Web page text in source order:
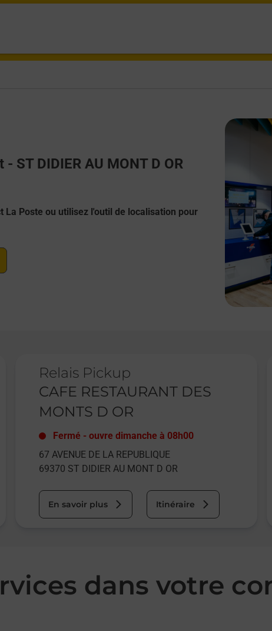
ST DIDIER AU MONT D OR
La Poste ou utilisez l'outil de localisation pour
Relais Pickup
CAFE RESTAURANT DES
MONTS D OR
Fermé - ouvre dimanche à 08h00
67 AVENUE DE LA REPUBLIQUE
69370 ST DIDIER AU MONT D OR
En savoir plus Itinéraire
dans votre